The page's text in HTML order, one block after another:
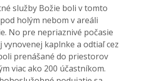
služby Božie boli v tomto
holým nebom v areáli
No pre nepriaznivé počasie
vynovenej kaplnke a odtiaľ cez
prenášané do priestorov
viac ako 200 účastníkom.